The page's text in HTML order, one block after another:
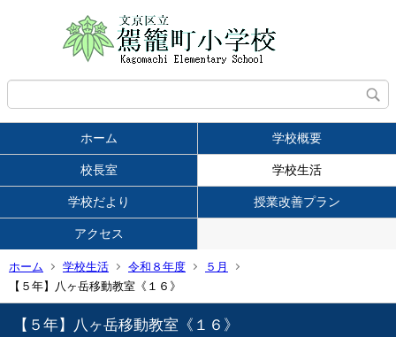
ホーム 学校概要
校長室 学校生活
学校だより 授業改善プラン
アクセス
ホーム 学校生活 令和８年度
５月
【５年】八ヶ岳移動教室《１６》
【５年】八ヶ岳移動教室《１６》